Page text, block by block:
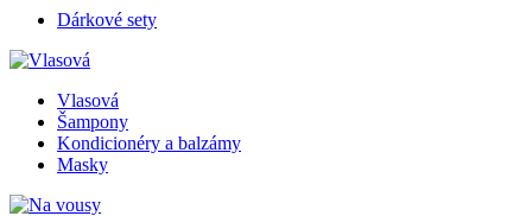
Dárkové sety
Vlasová
Šampony
Kondicionéry a balzámy
Masky